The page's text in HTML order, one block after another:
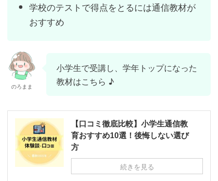
学校のテストで得点をとるには通信教材が
おすすめ
のろまま
小学生で受講し、学年トップになった
教材はこちら ♪
【口コミ徹底比較】小学生通信教
育おすすめ10選！後悔しない選び
方
続きを見る